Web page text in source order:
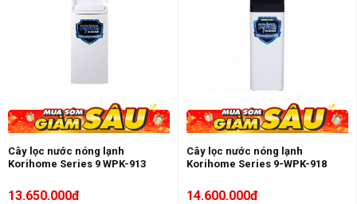
Cây lọc nước nóng lạnh
Korihome Series 9 WPK-913
13.650.000đ
Cây lọc nước nóng lạnh
Korihome Series 9-WPK-918
14.600.000đ